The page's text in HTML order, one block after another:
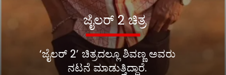
‘ಜೈಲರ್ 2’ ಚಿತ್ರದಲ್ಲೂ ಶಿವಣ್ಣ ಅವರು
ನಟನೆ ಮಾಡುತ್ತಿದ್ದಾರೆ.
ಜೈಲರ್ 2 ಚಿತ್ರ